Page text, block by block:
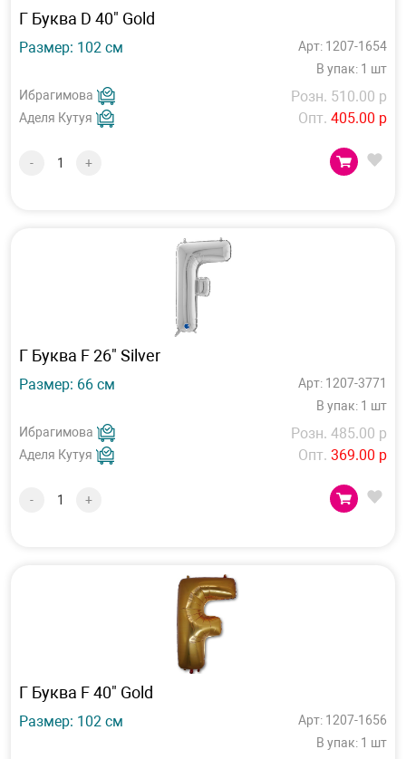
Г Буква D 40" Gold
Размер: 102 см
Арт: 1207-1654
В упак: 1 шт
Ибрагимова
Аделя Кутуя
Розн. 510.00 р
Опт. 405.00 р
- +
Г Буква F 26" Silver
Размер: 66 см
Арт: 1207-3771
В упак: 1 шт
Ибрагимова
Аделя Кутуя
Розн. 485.00 р
Опт. 369.00 р
- +
Г Буква F 40" Gold
Размер: 102 см
Арт: 1207-1656
В упак: 1 шт